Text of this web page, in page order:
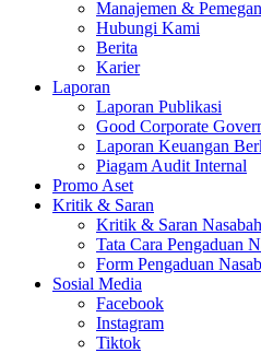
Manajemen &
Hubungi Kami
Berita
Karier
Laporan
Laporan Publikasi
Good Corporate
Laporan Keuangan
Piagam Audit Internal
Promo Aset
Kritik & Saran
Kritik & Saran Nasabah
Tata Cara Pengaduan
Form Pengaduan
Sosial Media
Facebook
Instagram
Tiktok